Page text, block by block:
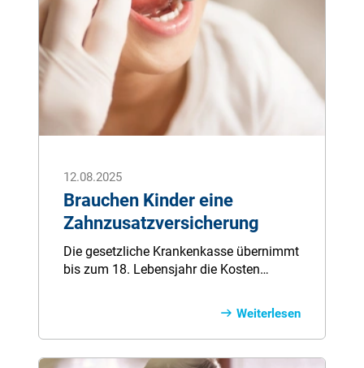
12.08.2025
Brauchen Kinder eine
Zahnzusatzversicherung
Die gesetzliche Krankenkasse übernimmt
bis zum 18. Lebensjahr die Kosten
unter anderem die halbjährliche
kieferorthopädische Behandlung bei
schwerwiegender Fehlstellung.
Weiterlesen